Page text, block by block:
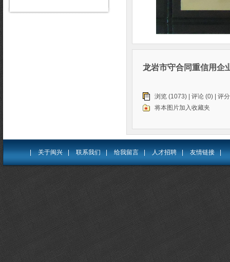
龙岩市守合同重信用企
浏览 (1073) | 评论 (0) | 评
将本图片加入收藏夹
| 关于闽兴 | 联系我们 | 给我留言 | 人才招聘 | 友情链接 |